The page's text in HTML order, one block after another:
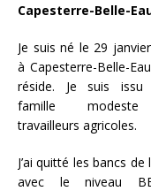
Capesterre-Belle-
Je suis né le 29
à Capesterre-Belle-
réside. Je suis issu
famille
travailleurs agricoles.
J’ai quitté les bancs de
avec le niveau